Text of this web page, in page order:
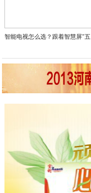
智能电视怎么选？跟着智慧屏"五